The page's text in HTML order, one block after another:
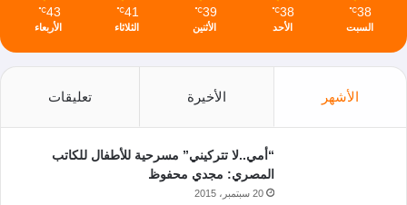
38
℃
السبت
38
℃
الأحد
39
℃
الأثنين
41
℃
الثلاثاء
43
℃
الأربعاء
الأشهر الأخيرة تعليقات
“أمي..لا تتركيني” مسرحية للأطفال للكاتب
المصري: مجدي محفوظ
20 سبتمبر، 2015